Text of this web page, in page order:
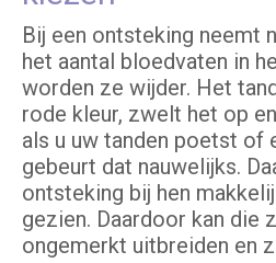
Bij een ontsteking neemt
het aantal bloedvaten in
worden ze wijder. Het
rode kleur, zwelt het op
als u uw tanden poetst of
gebeurt dat nauwelijks.
ontsteking bij hen
gezien. Daardoor kan die
ongemerkt uitbreiden en